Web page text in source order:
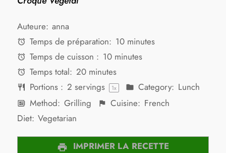
Auteure: anna
Temps de préparation: 10 minutes
Temps de cuisson : 10 minutes
Temps total: 20 minutes
Portions : 2 servings 1x Category: Lunch
Method: Grilling Cuisine: French
Diet: Vegetarian
IMPRIMER LA RECETTE